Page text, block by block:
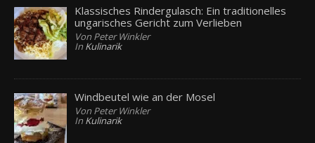
Klassisches Rindergulasch: Ein traditionelles
ungarisches Gericht zum Verlieben
Von Peter Winkler
In Kulinarik
Windbeutel wie an der Mosel
Von Peter Winkler
In Kulinarik